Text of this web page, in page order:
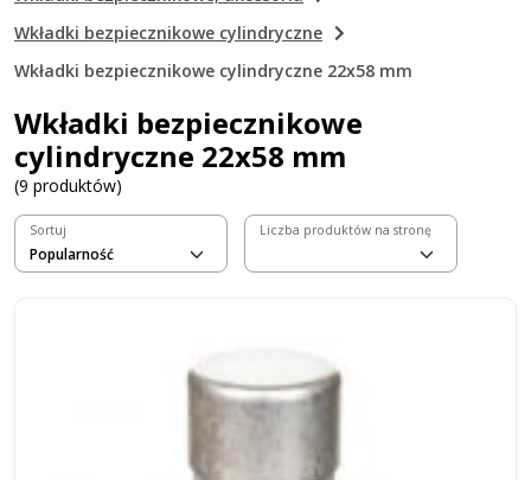
Wkładki bezpiecznikowe cylindryczne
Wkładki bezpiecznikowe cylindryczne 22x58 mm
Wkładki bezpiecznikowe
cylindryczne 22x58 mm
(9 produktów)
Sortuj Liczba produktów na stronę